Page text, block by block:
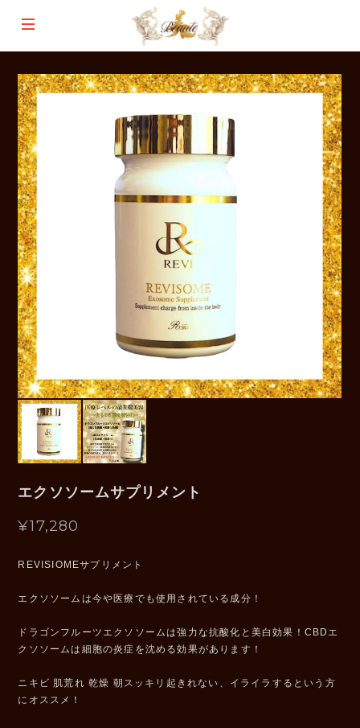
エクソソームサプリメント
¥17,280
REVISIOMEサプリメント
エクソソームは今や医療でも使用されている成分！
ドラゴンフルーツエクソソームは強力な抗酸化と美白効果！CBDエ
クソソームは細胞の炎症を沈める効果があります！
ニキビ 肌荒れ 乾燥 朝スッキリ起きれない、イライラするという方
にオススメ！